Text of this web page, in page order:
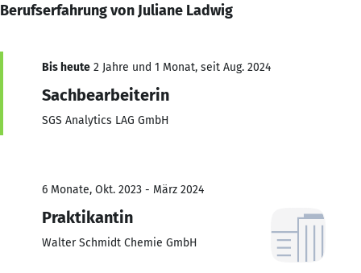
Berufserfahrung von Juliane Ladwig
Bis heute 2 Jahre und 1 Monat, seit Aug. 2024
Sachbearbeiterin
SGS Analytics LAG GmbH
6 Monate, Okt. 2023 - März 2024
Praktikantin
Walter Schmidt Chemie GmbH